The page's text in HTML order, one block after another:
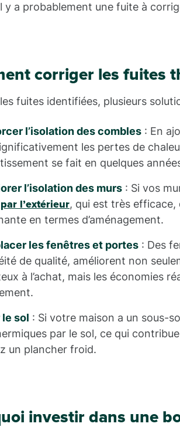
y a probablement une fuite à
corriger les fuites
fuites identifiées, plusieurs
l’isolation des combles : En
les pertes de
se fait en quelques
l’isolation des murs : Si vos
l’extérieur, qui est très efficace,
en termes d’aménagement.
les fenêtres et portes : Des
de qualité, améliorent non
à l’achat, mais les économies
sol : Si votre maison a un sous-
par le sol, ce qui
un plancher froid.
investir dans une